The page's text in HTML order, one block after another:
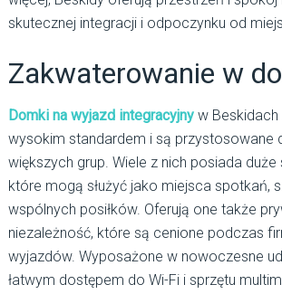
skutecznej integracji i odpoczynku od
Zakwaterowanie w
Domki na wyjazd integracyjnyw Beskidach
wysokim standardem i są przystosowane
większych grup. Wiele z nich posiada duże
które mogą służyć jako miejsca spotkań,
wspólnych posiłków. Oferują one także
niezależność, które są cenione podczas
wyjazdów. Wyposażone w nowoczesne
łatwym dostępem do Wi-Fi i sprzętu